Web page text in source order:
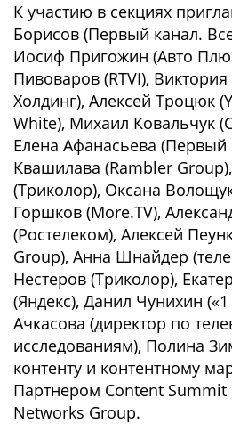
К участию в секциях
Борисов (Первый канал.
Иосиф Пригожин (Авто
Пивоваров (RTVI),
Холдинг), Алексей Троцюк
White), Михаил Ковальчук
Елена Афанасьева (Первый
Квашилава (Rambler
(Триколор), Оксана
Горшков (More.TV),
(Ростелеком), Алексей
Group), Анна Шнайдер
Нестеров (Триколор),
(Яндекс), Данил Чунихин
Ачкасова (директор по
исследованиям), Полина
контенту и контентному
Партнером Content Summit
Networks Group.